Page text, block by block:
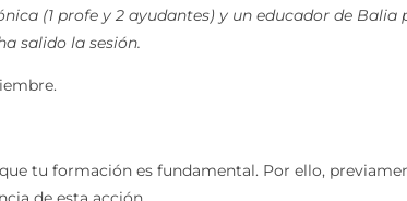
(1 profe y 2 ayudantes) y un educador de
salido la sesión.
tu formación es fundamental. Por ello,